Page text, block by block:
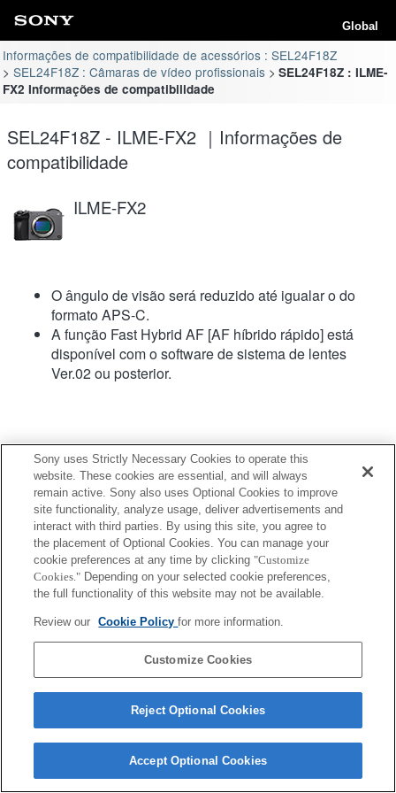
Global
Informações de compatibilidade de acessórios : SEL24F18Z
SEL24F18Z : Câmaras de vídeo profissionais
SEL24F18Z : ILME-
FX2 Informações de compatibilidade
SEL24F18Z - ILME-FX2 ｜Informações de
compatibilidade
ILME-FX2
O ângulo de visão será reduzido até igualar o do
formato APS-C.
A função Fast Hybrid AF [AF híbrido rápido] está
disponível com o software de sistema de lentes
Ver.02 ou posterior.
Copyright 2026 Sony Corporation
Sony uses Strictly Necessary Cookies to operate this
website. These cookies are essential, and will always
remain active. Sony also uses Optional Cookies to improve
site functionality, analyze usage, deliver advertisements and
interact with third parties. By using this site, you agree to
the placement of Optional Cookies. You can manage your
cookie preferences at any time by clicking "Customize
Cookies." Depending on your selected cookie preferences,
the full functionality of this website may not be available.
Review our Cookie Policyfor more information.
Customize Cookies
Reject Optional Cookies
Accept Optional Cookies